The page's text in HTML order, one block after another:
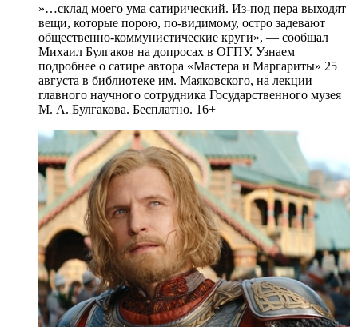
»…склад моего ума сатирический. Из-под пера выходят
вещи, которые порою, по-видимому, остро задевают
общественно-коммунистические круги», — сообщал
Михаил Булгаков на допросах в ОГПУ. Узнаем
подробнее о сатире автора «Мастера и Маргариты» 25
августа в библиотеке им. Маяковского, на лекции
главного научного сотрудника Государственного музея
М. А. Булгакова. Бесплатно. 16+